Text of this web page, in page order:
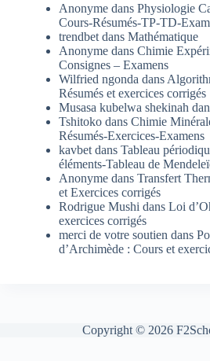
Anonyme dans Physiologie
Cours-Résumés-TP-TD-
trendbet dans Mathématique
Anonyme dans Chimie
Consignes – Examens
Wilfried ngonda dans
Résumés et exercices corrigés
Musasa kubelwa shekinah
Tshitoko dans Chimie
Résumés-Exercices-Examens
kavbet dans Tableau
éléments-Tableau de
Anonyme dans Transfert
et Exercices corrigés
Rodrigue Mushi dans Loi
exercices corrigés
merci de votre soutien dans
d’Archimède : Cours et
Copyright © 2026